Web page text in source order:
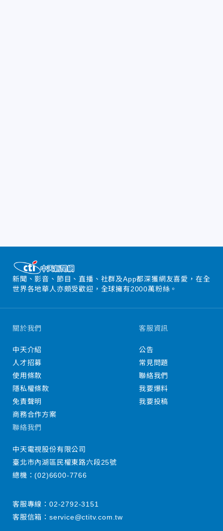
新聞、影音、節目、直播、社群及App都深獲網友喜愛，在全
世界各地華人亦頗受歡迎，全球擁有2000萬粉絲。
關於我們
中天介紹
人才招募
使用條款
隱私權條款
免責聲明
商務合作方案
客服資訊
公告
常見問題
聯絡我們
我要爆料
我要投稿
聯絡我們
中天電視股份有限公司
臺北市內湖區民權東路六段25號
總機：(02)6600-7766
客服專線： 02-2792-3151
客服信箱： service@ctitv.com.tw